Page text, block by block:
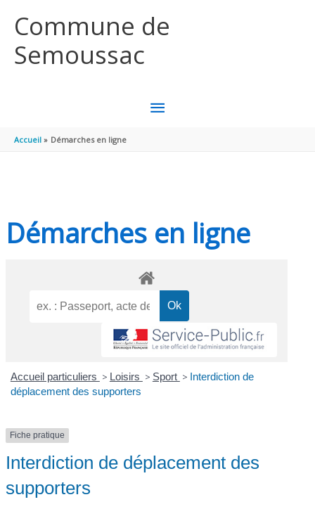
Commune de
Semoussac
MENU
Accueil Démarches en ligne
Démarches en ligne
Accueil particuliers > Loisirs > Sport > Interdiction de
déplacement des supporters
Fiche pratique
Interdiction de déplacement des
supporters